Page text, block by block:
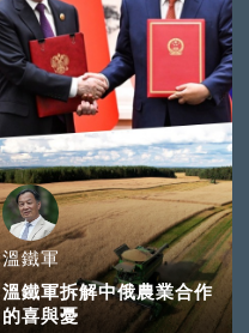
溫鐵軍
溫鐵軍拆解中俄農業合作
的喜與憂